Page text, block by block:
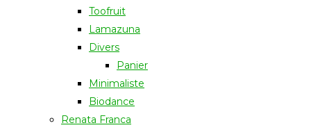
Toofruit
Lamazuna
Divers
Panier
Minimaliste
Biodance
Renata Franca